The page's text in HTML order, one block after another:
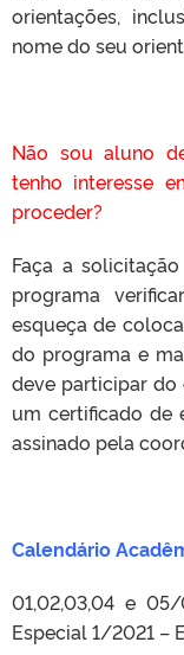
orientações,
nome do seu
Não sou aluno
tenho interesse
proceder?
Faça a
programa
esqueça de
do programa e
deve participar do
um certificado de
assinado pela
Calendário
01,02,03,04 e
Especial 1/2021 –